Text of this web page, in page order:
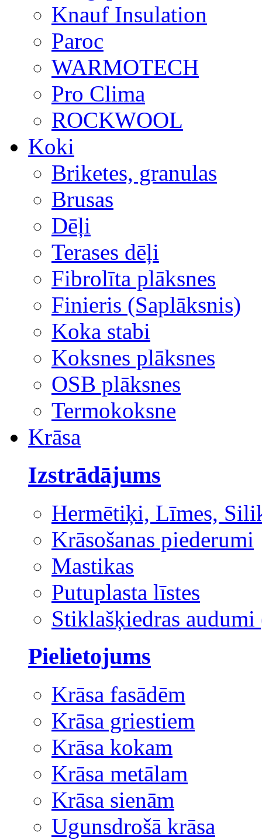
Knauf Insulation
Paroc
WARMOTECH
Pro Clima
ROCKWOOL
Koki
Briketes, granulas
Brusas
Dēļi
Terases dēļi
Fibrolīta plāksnes
Finieris (Saplāksnis)
Koka stabi
Koksnes plāksnes
OSB plāksnes
Termokoksne
Krāsa
Izstrādājums
Hermētiķi, Līmes,
Krāsošanas piederumi
Mastikas
Putuplasta līstes
Stiklašķiedras audumi
Pielietojums
Krāsa fasādēm
Krāsa griestiem
Krāsa kokam
Krāsa metālam
Krāsa sienām
Ugunsdrošā krāsa